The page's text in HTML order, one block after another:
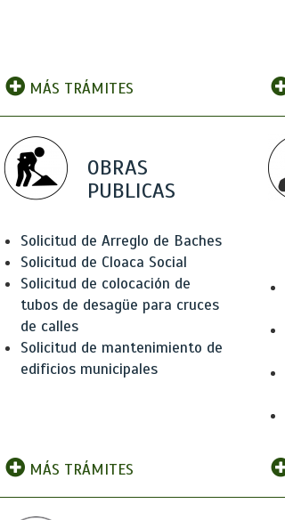
MÁS TRÁMITES
OBRAS
PUBLICAS
Solicitud de Arreglo de Baches
Solicitud de Cloaca Social
Solicitud de colocación de
tubos de desagüe para cruces
de calles
Solicitud de mantenimiento de
edificios municipales
MÁS TRÁMITES